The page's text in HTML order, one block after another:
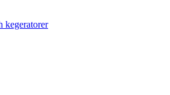
kegeratorer